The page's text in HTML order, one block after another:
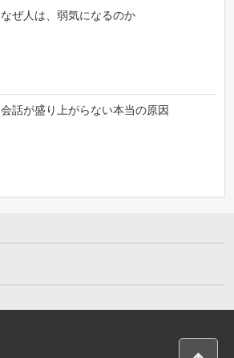
なぜ人は、弱気になるのか
会話が盛り上がらない本当の原因